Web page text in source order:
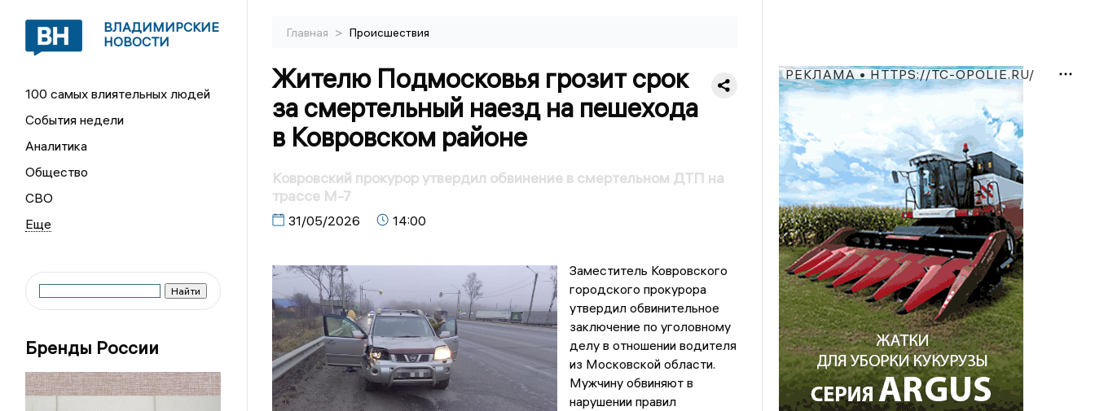
ВЛАДИМИРСКИЕ
НОВОСТИ
100 самых влиятельных людей
События недели
Аналитика
Общество
СВО
Бренды России
Главная > Происшествия
Жителю Подмосковья грозит срок
за смертельный наезд на пешехода
в Ковровском районе
Ковровский прокурор утвердил обвинение в смертельном ДТП на
трассе М-7
31/05/2026 14:00
Заместитель Ковровского
городского прокурора
утвердил обвинительное
заключение по уголовному
делу в отношении водителя
из Московской области.
Мужчину обвиняют в
нарушении правил
РЕКЛАМА • HTTPS://TC-OPOLIE.RU/